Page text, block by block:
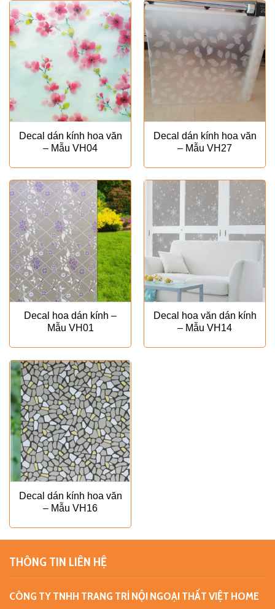
Decal dán kính hoa văn
– Mẫu VH04
Decal dán kính hoa văn
– Mẫu VH27
Decal hoa dán kính –
Mẫu VH01
Decal hoa văn dán kính
– Mẫu VH14
Decal dán kính hoa văn
– Mẫu VH16
THÔNG TIN LIÊN HỆ
CÔNG TY TNHH TRANG TRÍ NỘI NGOẠI THẤT VIỆT HOME